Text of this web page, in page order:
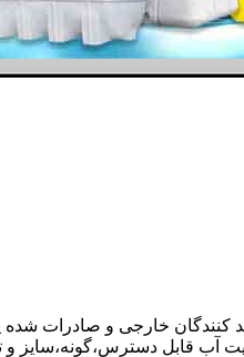
کنندگان خارجی و صادرات شده
آب قابل دسترس،گونه،سایز و